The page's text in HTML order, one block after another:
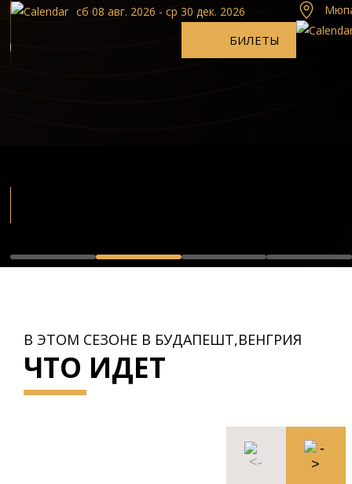
сб 08 авг. 2026 - ср 30 дек. 2026
БИЛЕТЫ
В ЭТОМ СЕЗОНЕ В БУДАПЕШТ,ВЕНГРИЯ
ЧТО ИДЕТ